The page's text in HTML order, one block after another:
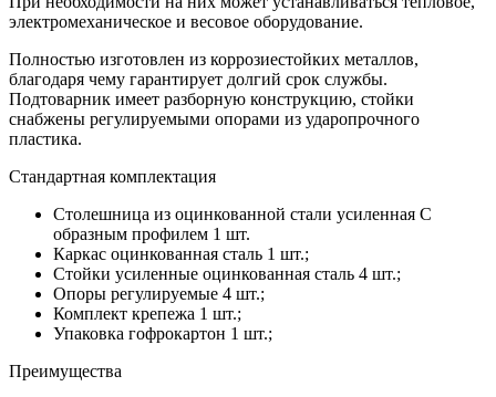
электромеханическое и весовое оборудование.
Полностью изготовлен из коррозиестойких металлов,
благодаря чему гарантирует долгий срок службы.
Подтоварник имеет разборную конструкцию, стойки
снабжены регулируемыми опорами из ударопрочного
пластика.
Стандартная комплектация
Столешница из оцинкованной стали усиленная С
образным профилем 1 шт.
Каркас оцинкованная сталь 1 шт.;
Стойки усиленные оцинкованная сталь 4 шт.;
Опоры регулируемые 4 шт.;
Комплект крепежа 1 шт.;
Упаковка гофрокартон 1 шт.;
Преимущества